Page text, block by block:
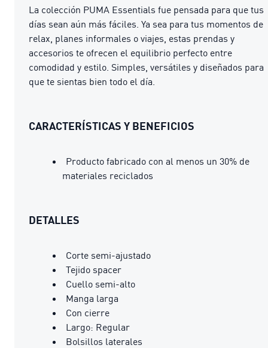
La colección PUMA Essentials fue pensada para que tus
días sean aún más fáciles. Ya sea para tus momentos de
relax, planes informales o viajes, estas prendas y
accesorios te ofrecen el equilibrio perfecto entre
comodidad y estilo. Simples, versátiles y diseñados para
que te sientas bien todo el día.
CARACTERÍSTICAS Y BENEFICIOS
Producto fabricado con al menos un 30% de
materiales reciclados
DETALLES
Corte semi-ajustado
Tejido spacer
Cuello semi-alto
Manga larga
Con cierre
Largo: Regular
Bolsillos laterales